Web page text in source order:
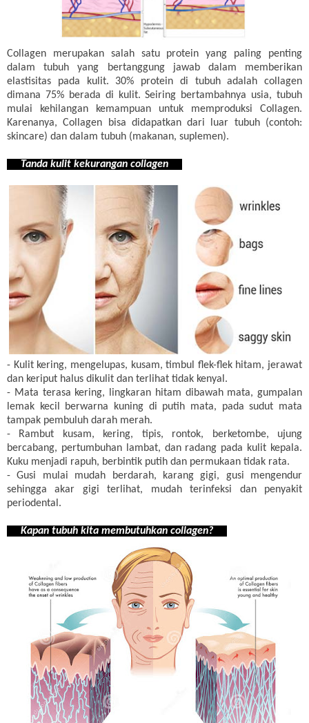
Collagen merupakan salah satu protein yang paling penting
dalam tubuh yang bertanggung jawab dalam memberikan
elastisitas pada kulit. 30% protein di tubuh adalah collagen
dimana 75% berada di kulit. Seiring bertambahnya usia, tubuh
mulai kehilangan kemampuan untuk memproduksi Collagen.
Karenanya, Collagen bisa didapatkan dari luar tubuh (contoh:
skincare) dan dalam tubuh (makanan, suplemen).
Tanda kulit kekurangan collagen
- Kulit kering, mengelupas, kusam, timbul flek-flek hitam, jerawat
dan keriput halus dikulit dan terlihat tidak kenyal.
- Mata terasa kering, lingkaran hitam dibawah mata, gumpalan
lemak kecil berwarna kuning di putih mata, pada sudut mata
tampak pembuluh darah merah.
- Rambut kusam, kering, tipis, rontok, berketombe, ujung
bercabang, pertumbuhan lambat, dan radang pada kulit kepala.
Kuku menjadi rapuh, berbintik putih dan permukaan tidak rata.
- Gusi mulai mudah berdarah, karang gigi, gusi mengendur
sehingga akar gigi terlihat, mudah terinfeksi dan penyakit
periodental.
Kapan tubuh kita membutuhkan collagen?